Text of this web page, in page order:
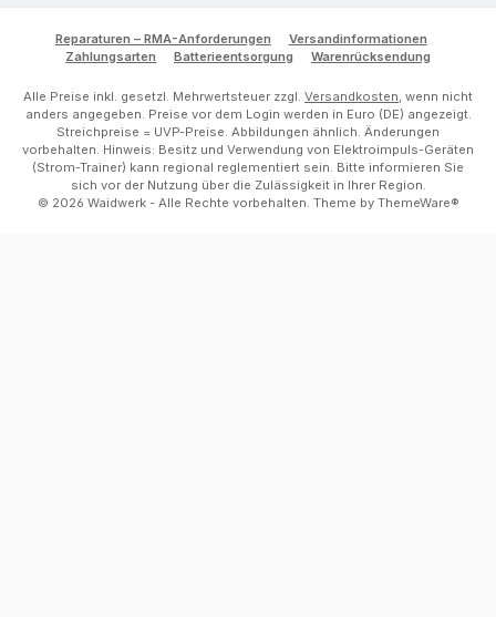
Reparaturen – RMA-Anforderungen
Versandinformationen
Zahlungsarten
Batterieentsorgung Warenrücksendung
Alle Preise inkl. gesetzl. Mehrwertsteuer zzgl. Versandkosten, wenn nicht
anders angegeben. Preise vor dem Login werden in Euro (DE) angezeigt.
Streichpreise = UVP-Preise. Abbildungen ähnlich. Änderungen
vorbehalten. Hinweis: Besitz und Verwendung von Elektroimpuls-Geräten
(Strom-Trainer) kann regional reglementiert sein. Bitte informieren Sie
sich vor der Nutzung über die Zulässigkeit in Ihrer Region.
© 2026 Waidwerk - Alle Rechte vorbehalten. Theme by ThemeWare®